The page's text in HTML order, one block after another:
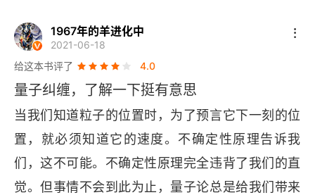
波动力学
量子力学
双缝和态叠加
几率
观测量
1967年的羊进化中
2021-06-18
给这本书评了
4.0
量子纠缠，了解一下挺有意思
当我们知道粒子的位置时，为了预言它下一刻的位
置，就必须知道它的速度。不确定性原理告诉我
们，这不可能。不确定性原理完全违背了我们的直
觉。但事情不会到此为止，量子论总是给我们带来